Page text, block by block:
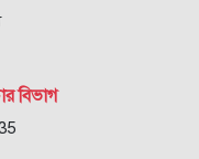
বিভাগ